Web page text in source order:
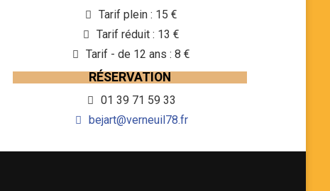
Tarif plein : 15 €
Tarif réduit : 13 €
Tarif - de 12 ans : 8 €
RÉSERVATION
01 39 71 59 33
bejart@verneuil78.fr